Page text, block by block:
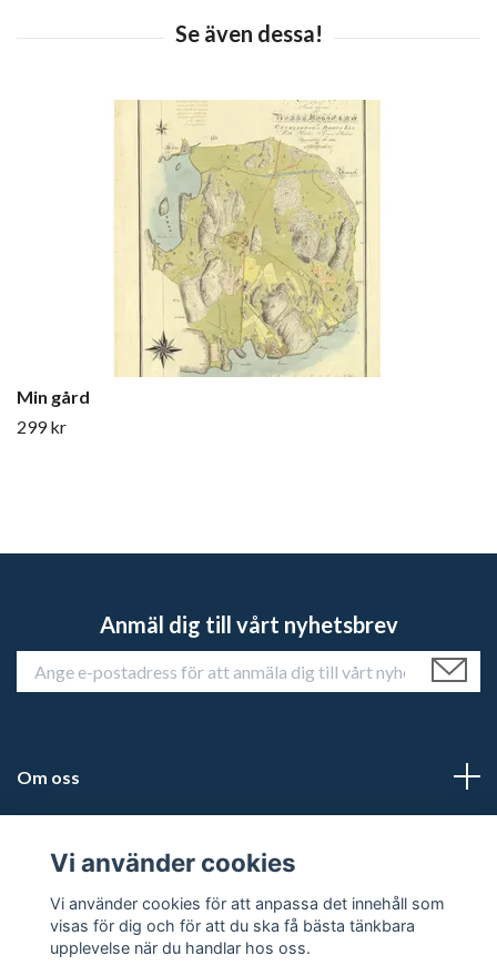
Min gård
299 kr
Anmäl dig till vårt nyhetsbrev
Om oss
Läs mer
Vi använder cookies
Vi använder cookies för att anpassa det innehåll som
visas för dig och för att du ska få bästa tänkbara
upplevelse när du handlar hos oss.